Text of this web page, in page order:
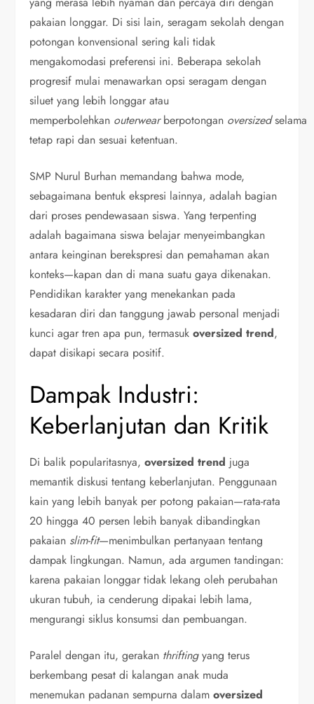
pakaian longgar. Di sisi lain, seragam sekolah dengan
potongan konvensional sering kali tidak
mengakomodasi preferensi ini. Beberapa sekolah
progresif mulai menawarkan opsi seragam dengan
siluet yang lebih longgar atau
memperbolehkan outerwearberpotongan oversizedselama
tetap rapi dan sesuai ketentuan.
SMP Nurul Burhan memandang bahwa mode,
sebagaimana bentuk ekspresi lainnya, adalah bagian
dari proses pendewasaan siswa. Yang terpenting
adalah bagaimana siswa belajar menyeimbangkan
antara keinginan berekspresi dan pemahaman akan
konteks—kapan dan di mana suatu gaya dikenakan.
Pendidikan karakter yang menekankan pada
kesadaran diri dan tanggung jawab personal menjadi
kunci agar tren apa pun, termasukoversized trend,
dapat disikapi secara positif.
Dampak Industri:
Keberlanjutan dan Kritik
Di balik popularitasnya,oversized trend juga
memantik diskusi tentang keberlanjutan. Penggunaan
kain yang lebih banyak per potong pakaian—rata-rata
20 hingga 40 persen lebih banyak dibandingkan
pakaian slim-fit—menimbulkan pertanyaan tentang
dampak lingkungan. Namun, ada argumen tandingan:
karena pakaian longgar tidak lekang oleh perubahan
ukuran tubuh, ia cenderung dipakai lebih lama,
mengurangi siklus konsumsi dan pembuangan.
Paralel dengan itu, gerakan thriftingyang terus
berkembang pesat di kalangan anak muda
menemukan padanan sempurna dalamoversized